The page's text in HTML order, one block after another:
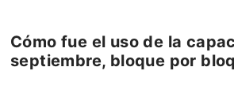
Cómo fue el uso de la
septiembre, bloque por